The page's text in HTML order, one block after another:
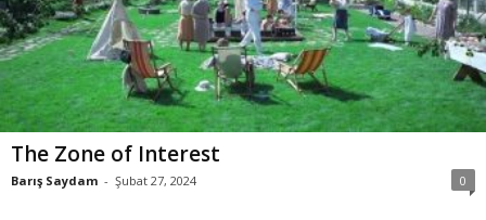
The Zone of Interest
Barış Saydam - Şubat 27, 2024 0